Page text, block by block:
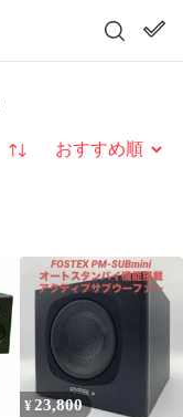
並び替え
¥23,800